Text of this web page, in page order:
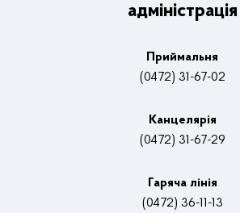
Основні завдання та нормативно-
Нагороди
Контакти
адміністрація
Приймальня
(0472) 31-67-02
Канцелярiя
(0472) 31-67-29
Гаряча лінія
(0472) 36-11-13